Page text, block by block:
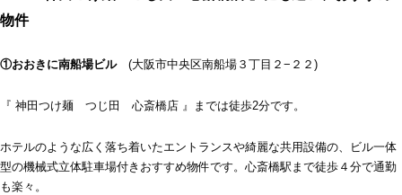
物件
①おおきに南船場ビル(大阪市中央区南船場３丁目２−２２)
『 神田つけ麺 つじ田 心斎橋店 』までは徒歩2分です。
ホテルのような広く落ち着いたエントランスや綺麗な共用設備の、ビル一体
型の機械式立体駐車場付きおすすめ物件です。心斎橋駅まで徒歩４分で通勤
も楽々。